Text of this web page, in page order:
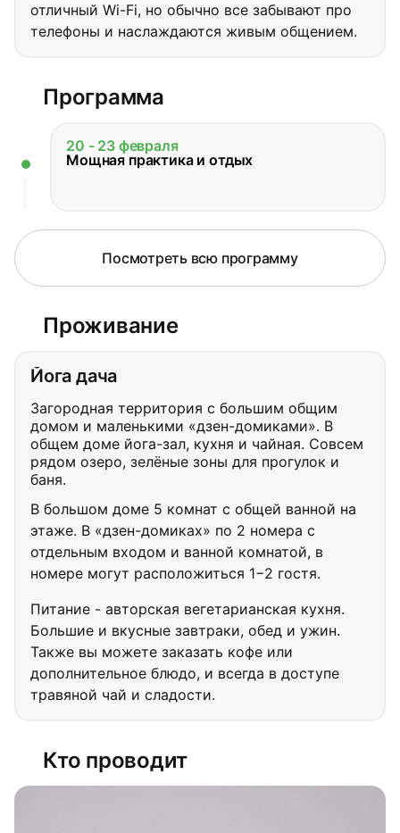
отличный Wi-Fi, но обычно все забывают про
телефоны и наслаждаются живым общением.
Программа
20 - 23 февраля
Мощная практика и отдых
Посмотреть всю программу
Проживание
Йога дача
Загородная территория с большим общим
домом и маленькими «дзен-домиками». В
общем доме йога-зал, кухня и чайная. Совсем
рядом озеро, зелёные зоны для прогулок и
баня.
В большом доме 5 комнат с общей ванной на
этаже. В «дзен-домиках» по 2 номера с
отдельным входом и ванной комнатой, в
номере могут расположиться 1−2 гостя.
Питание - авторская вегетарианская кухня.
Большие и вкусные завтраки, обед и ужин.
Также вы можете заказать кофе или
дополнительное блюдо, и всегда в доступе
травяной чай и сладости.
Кто проводит